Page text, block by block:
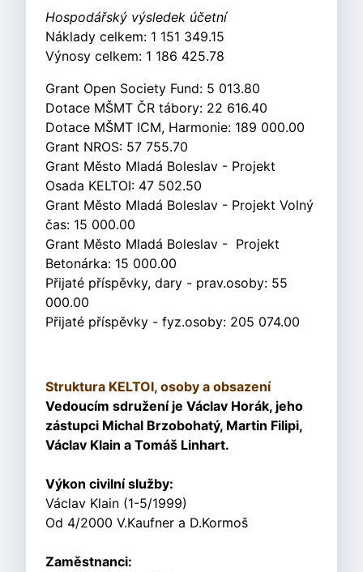
Hospodářský výsledek účetní
Náklady celkem: 1 151 349.15
Výnosy celkem: 1 186 425.78
Grant Open Society Fund: 5 013.80
Dotace MŠMT ČR tábory: 22 616.40
Dotace MŠMT ICM, Harmonie: 189 000.00
Grant NROS: 57 755.70
Grant Město Mladá Boleslav - Projekt
Osada KELTOI: 47 502.50
Grant Město Mladá Boleslav - Projekt Volný
čas: 15 000.00
Grant Město Mladá Boleslav - Projekt
Betonárka: 15 000.00
Přijaté příspěvky, dary - prav.osoby: 55
000.00
Přijaté příspěvky - fyz.osoby: 205 074.00
Struktura KELTOI, osoby a obsazení
Vedoucím sdružení je Václav Horák, jeho
zástupci Michal Brzobohatý, Martin Filipi,
Václav Klain a Tomáš Linhart.
Výkon civilní služby:
Václav Klain (1-5/1999)
Od 4/2000 V.Kaufner a D.Kormoš
Zaměstnanci: